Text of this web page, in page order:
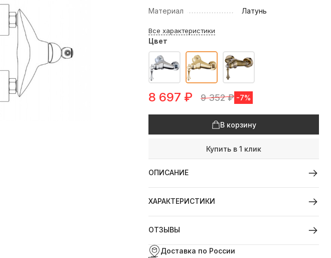
Материал
Латунь
Все характеристики
Цвет
8 697 ₽ 9 352₽ -7%
В корзину
Купить в 1 клик
ОПИСАНИЕ
ХАРАКТЕРИСТИКИ
ОТЗЫВЫ
Доставка по России